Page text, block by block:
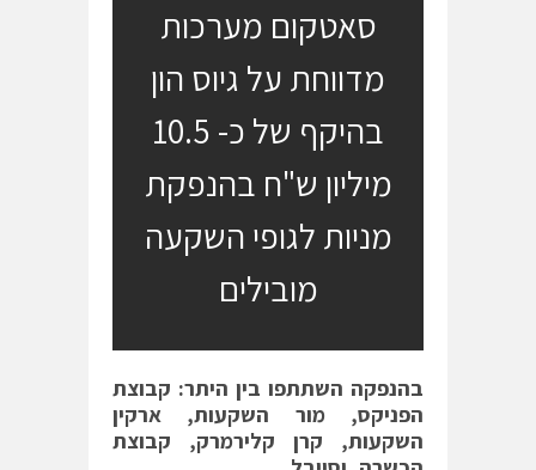
סאטקום מערכות
מדווחת על גיוס הון
בהיקף של כ- 10.5
מיליון ש"ח בהנפקת
מניות לגופי השקעה
מובילים
בהנפקה השתתפו בין היתר: קבוצת
הפניקס, מור השקעות, ארקין
השקעות, קרן קלירמרק, קבוצת